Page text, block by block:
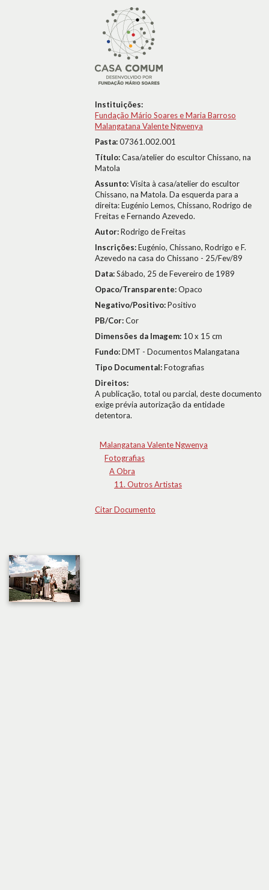
Instituições:
Fundação Mário Soares e Maria Barroso
Malangatana Valente Ngwenya
Pasta:07361.002.001
Título:Casa/atelier do escultor Chissano, na
Matola
Assunto:Visita à casa/atelier do escultor
Chissano, na Matola. Da esquerda para a
direita: Eugénio Lemos, Chissano, Rodrigo de
Freitas e Fernando Azevedo.
Autor:Rodrigo de Freitas
Inscrições:Eugénio, Chissano, Rodrigo e F.
Azevedo na casa do Chissano - 25/Fev/89
Data:Sábado, 25 de Fevereiro de 1989
Opaco/Transparente:Opaco
Negativo/Positivo:Positivo
PB/Cor:Cor
Dimensões da Imagem: 10 x 15 cm
Fundo:DMT - Documentos Malangatana
Tipo Documental:Fotografias
Direitos:
A publicação, total ou parcial, deste documento
exige prévia autorização da entidade
detentora.
Malangatana Valente Ngwenya
Fotografias
A Obra
11. Outros Artistas
Citar Documento